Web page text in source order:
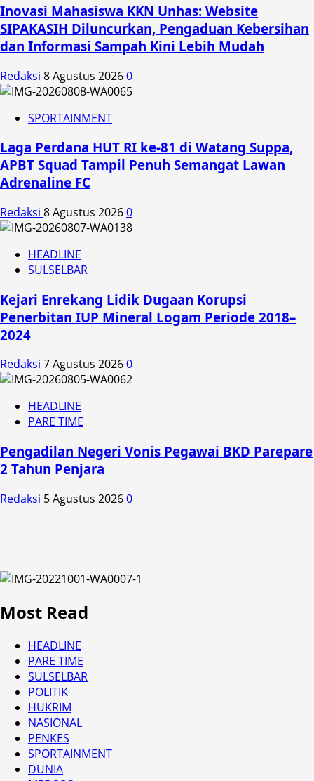
Inovasi Mahasiswa KKN Unhas: Website
SIPAKASIH Diluncurkan, Pengaduan Kebersihan
dan Informasi Sampah Kini Lebih Mudah
Redaksi 8 Agustus 20260
SPORTAINMENT
Laga Perdana HUT RI ke-81 di Watang Suppa,
APBT Squad Tampil Penuh Semangat Lawan
Adrenaline FC
Redaksi 8 Agustus 20260
HEADLINE
SULSELBAR
Kejari Enrekang Lidik Dugaan Korupsi
Penerbitan IUP Mineral Logam Periode 2018–
2024
Redaksi 7 Agustus 20260
HEADLINE
PARE TIME
Pengadilan Negeri Vonis Pegawai BKD Parepare
2 Tahun Penjara
Redaksi 5 Agustus 20260
Most Read
HEADLINE
PARE TIME
SULSELBAR
POLITIK
HUKRIM
NASIONAL
PENKES
SPORTAINMENT
DUNIA